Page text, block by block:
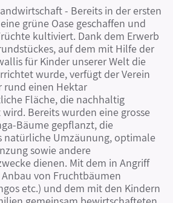
- Bereits in der ersten
grüne Oase geschaffen und
kultiviert. Dank dem Erwerb
auf dem mit Hilfe der
für Kinder unserer Welt die
wurde, verfügt der Verein
rund einen Hektar
Fläche, die nachhaltig
Bereits wurden eine grosse
Bäume gepflanzt, die
natürliche Umzäunung, optimale
sowie andere
dienen. Mit dem in Angriff
von Fruchtbäumen
etc.) und dem mit den Kindern